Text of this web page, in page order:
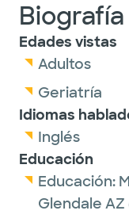
Biografía
Edades vistas
Adultos
Geriatría
Idiomas
Inglés
Educación
Educación:
Glendale AZ